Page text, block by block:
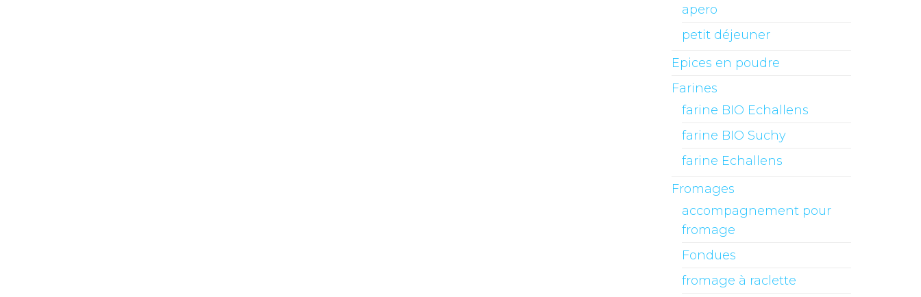
apero
petit déjeuner
Epices en poudre
Farines
farine BIO Echallens
farine BIO Suchy
farine Echallens
Fromages
accompagnement pour
fromage
Fondues
fromage à raclette